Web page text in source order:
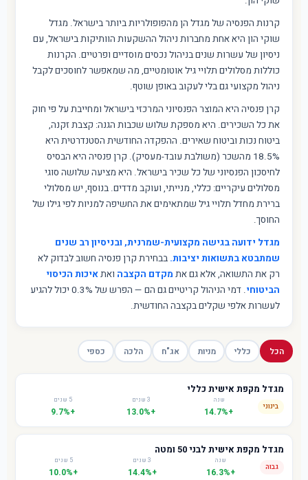
קרנות הפנסיה של מגדל הן מהפופולריות ביותר בישראל. מגדל
שוקי הון היא אחת מחברות ניהול ההשקעות הוותיקות בישראל, עם
ניסיון של עשרות שנים בניהול נכסים מוסדיים ופרטיים. הקרנות
כוללות מסלולים תלויי גיל אוטומטיים, מה שמאפשר לחוסכים לקבל
ניהול מקצועי גם בלי לעקוב באופן שוטף.
קרן פנסיה היא המוצר הפנסיוני המרכזי בישראל ומחייבת על פי חוק
את כל השכירים. היא מספקת שלוש שכבות הגנה: קצבת זקנה,
ביטוח נכות וביטוח שאירים. ההפקדה החודשית הסטנדרטית היא
18.5% מהשכר (משולבת עובד-מעסיק). קרן פנסיה היא הבסיס
לחיסכון הפנסיוני של כל שכיר בישראל. היא מציעה שלושה סוגי
מסלולים עיקריים: כללי, מנייתי, ועוקב מדדים. בנוסף, יש מסלולי
ברירת מחדל תלויי גיל שמתאימים את החשיפה למניות לפי גילו של
החוסך.
מגדל ידועה בגישה מקצועית-שמרנית, ובניסיון רב שנים
שמתבטא בתשואות יציבות. בבחירת קרן פנסיה חשוב לבדוק לא
רק את התשואה, אלא גם את מקדם הקצבה ואתאיכות הכיסוי
הביטוחי
. דמי הניהול קריטיים גם הם — הפרש של 0.3% יכול להגיע
לעשרות אלפי שקלים בקצבה החודשית.
הכל כללי מניות אג"ח הלכה כספי
מגדל מקפת אישית כללי
בינוני
שנה
+14.7%
3 שנים
+13.0%
5 שנים
+9.7%
מגדל מקפת אישית לבני 50 ומטה
גבוה
שנה
+16.3%
3 שנים
+14.4%
5 שנים
+10.0%